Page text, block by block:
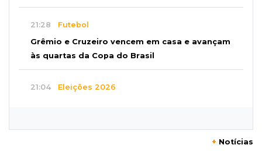
21:28 Futebol
Grêmio e Cruzeiro vencem em casa e avançam
às quartas da Copa do Brasil
21:04 Eleições 2026
+ Notícias